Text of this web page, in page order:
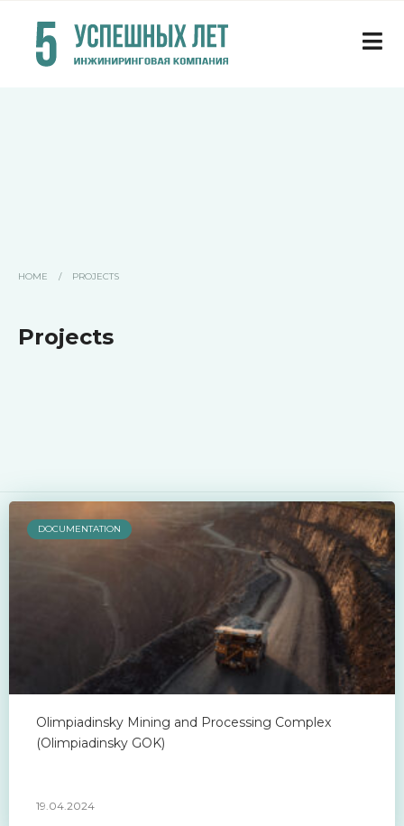
Projects
HOME / PROJECTS
DOCUMENTATION
Olimpiadinsky Mining and Processing Complex
(Olimpiadinsky GOK)
19.04.2024